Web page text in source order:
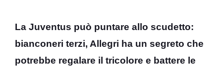
La Juventus può puntare allo scudetto:
bianconeri terzi, Allegri ha un segreto che
potrebbe regalare il tricolore e battere le